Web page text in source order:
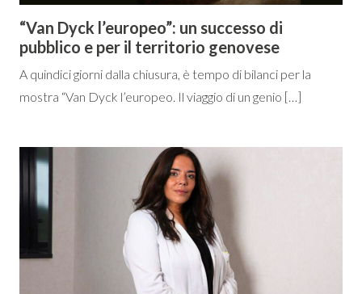
“Van Dyck l’europeo”: un successo di
pubblico e per il territorio genovese
A quindici giorni dalla chiusura, è tempo di bilanci per la
mostra “Van Dyck l’europeo. Il viaggio di un genio […]